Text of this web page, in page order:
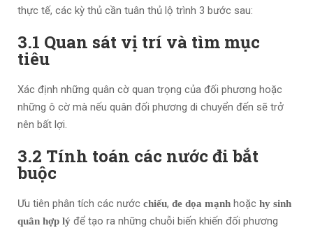
thực tế, các kỳ thủ cần tuân thủ lộ trình 3 bước sau:
3.1 Quan sát vị trí và tìm mục
tiêu
Xác định những quân cờ quan trọng của đối phương hoặc
những ô cờ mà nếu quân đối phương di chuyển đến sẽ trở
nên bất lợi.
3.2 Tính toán các nước đi bắt
buộc
Ưu tiên phân tích các nước chiếu, đe dọa mạnh hoặc hy sinh
quân hợp lý để tạo ra những chuỗi biến khiến đối phương